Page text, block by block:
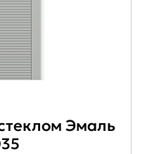
Эмаль